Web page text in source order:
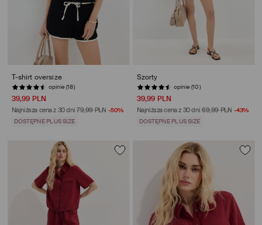
T-shirt oversize
opinie (18)
39,99 PLN
Najniższa cena z 30 dni 79,99 PLN -50%
DOSTĘPNE PLUS SIZE
Szorty
opinie (10)
39,99 PLN
Najniższa cena z 30 dni 69,99 PLN -43%
DOSTĘPNE PLUS SIZE